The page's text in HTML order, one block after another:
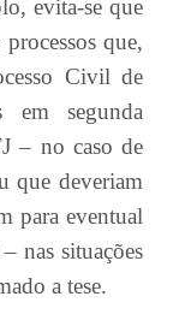
evita-se que
que,
Civil de
em segunda
– no caso de
que deveriam
para eventual
nas situações
a tese.